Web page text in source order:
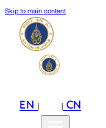
Skip to main content
EN| |CN